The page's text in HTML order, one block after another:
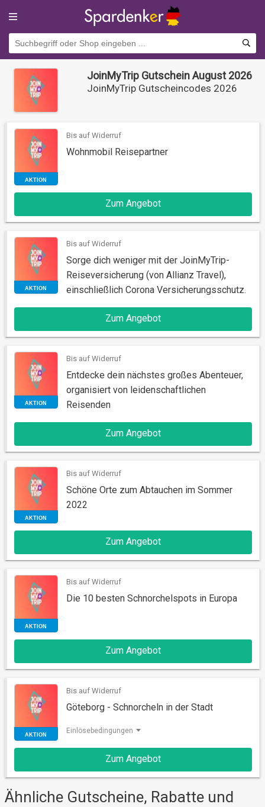
JoinMyTrip Gutschein August 2026
JoinMyTrip Gutscheincodes 2026
Bis auf Widerruf
Wohnmobil Reisepartner
Zum Angebot
Bis auf Widerruf
Sorge dich weniger mit der JoinMyTrip-
Reiseversicherung (von Allianz Travel),
einschließlich Corona Versicherungsschutz.
Zum Angebot
AKTION
Bis auf Widerruf
Entdecke dein nächstes großes Abenteuer,
organisiert von leidenschaftlichen
Reisenden
Zum Angebot
AKTION
Bis auf Widerruf
Schöne Orte zum Abtauchen im Sommer
2022
Zum Angebot
AKTION
Bis auf Widerruf
Die 10 besten Schnorchelspots in Europa
Zum Angebot
Bis auf Widerruf
Göteborg - Schnorcheln in der Stadt
Einlösebedingungen
Zum Angebot
Ähnliche Gutscheine, Rabatte und